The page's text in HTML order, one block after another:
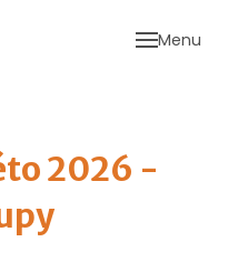
Menu
2026 -